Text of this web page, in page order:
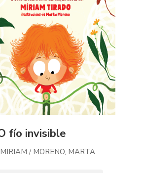
fío invisible
/ MORENO, MARTA